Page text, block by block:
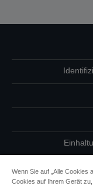
Wenn Sie auf „Alle Cookies
Cookies auf Ihrem Gerät